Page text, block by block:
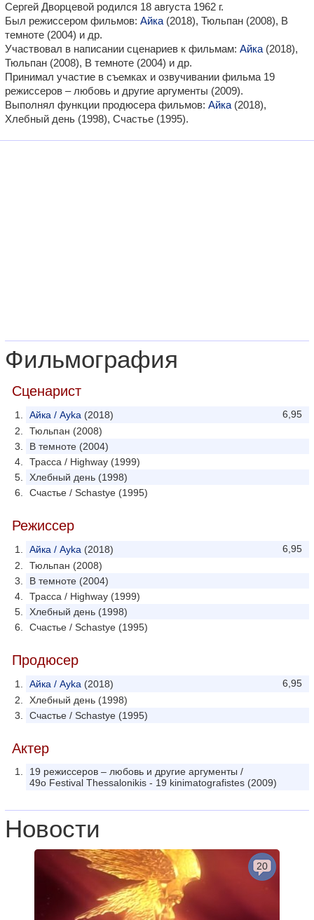
Сергей Дворцевой родился 18 августа 1962 г.
Был режиссером фильмов: Айка (2018), Тюльпан (2008), В
темноте (2004) и др.
Участвовал в написании сценариев к фильмам: Айка (2018),
Тюльпан (2008), В темноте (2004) и др.
Принимал участие в съемках и озвучивании фильма 19
режиссеров – любовь и другие аргументы (2009).
Выполнял функции продюсера фильмов: Айка (2018),
Хлебный день (1998), Счастье (1995).
Фильмография
Сценарист
6,95
Айка / Ayka (2018)
Тюльпан (2008)
В темноте (2004)
Трасса / Highway (1999)
Хлебный день (1998)
Счастье / Schastye (1995)
Режиссер
6,95
Айка / Ayka (2018)
Тюльпан (2008)
В темноте (2004)
Трасса / Highway (1999)
Хлебный день (1998)
Счастье / Schastye (1995)
Продюсер
6,95
Айка / Ayka (2018)
Хлебный день (1998)
Счастье / Schastye (1995)
Актер
19 режиссеров – любовь и другие аргументы /
49o Festival Thessalonikis - 19 kinimatografistes (2009)
Новости
20